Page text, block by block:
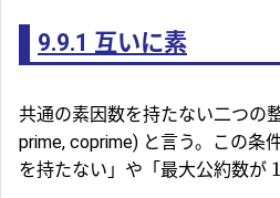
9.9.1 互いに素
共通の素因数を持たない二つの
prime, coprime) と言う。この条
を持たない」や「最大公約数が 1